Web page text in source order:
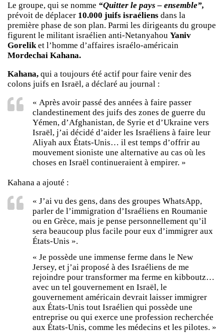
Le groupe, qui se nomme “Quitter le pays – ensemble”,
prévoit de déplacer 10.000 juifs israéliens dans la
première phase de son plan. Parmi les dirigeants du groupe
figurent le militant israélien anti-Netanyahou Yaniv
Goreliket l’homme d’affaires israélo-américain
Mordechai Kahana.
Kahana, qui a toujours été actif pour faire venir des
colons juifs en Israël, a déclaré au journal :
« Après avoir passé des années à faire passer
clandestinement des juifs des zones de guerre du
Yémen, d’Afghanistan, de Syrie et d’Ukraine vers
Israël, j’ai décidé d’aider les Israéliens à faire leur
Aliyah aux États-Unis… il est temps d’offrir au
mouvement sioniste une alternative au cas où les
choses en Israël continueraient à empirer. »
Kahana a ajouté :
« J’ai vu des gens, dans des groupes WhatsApp,
parler de l’immigration d’Israéliens en Roumanie
ou en Grèce, mais je pense personnellement qu’il
sera beaucoup plus facile pour eux d’immigrer aux
États-Unis ».
« Je possède une immense ferme dans le New
Jersey, et j’ai proposé à des Israéliens de me
rejoindre pour transformer ma ferme en kibboutz…
avec un tel gouvernement en Israël, le
gouvernement américain devrait laisser immigrer
aux États-Unis tout Israélien qui possède une
entreprise ou qui exerce une profession recherchée
aux États-Unis, comme les médecins et les pilotes. »